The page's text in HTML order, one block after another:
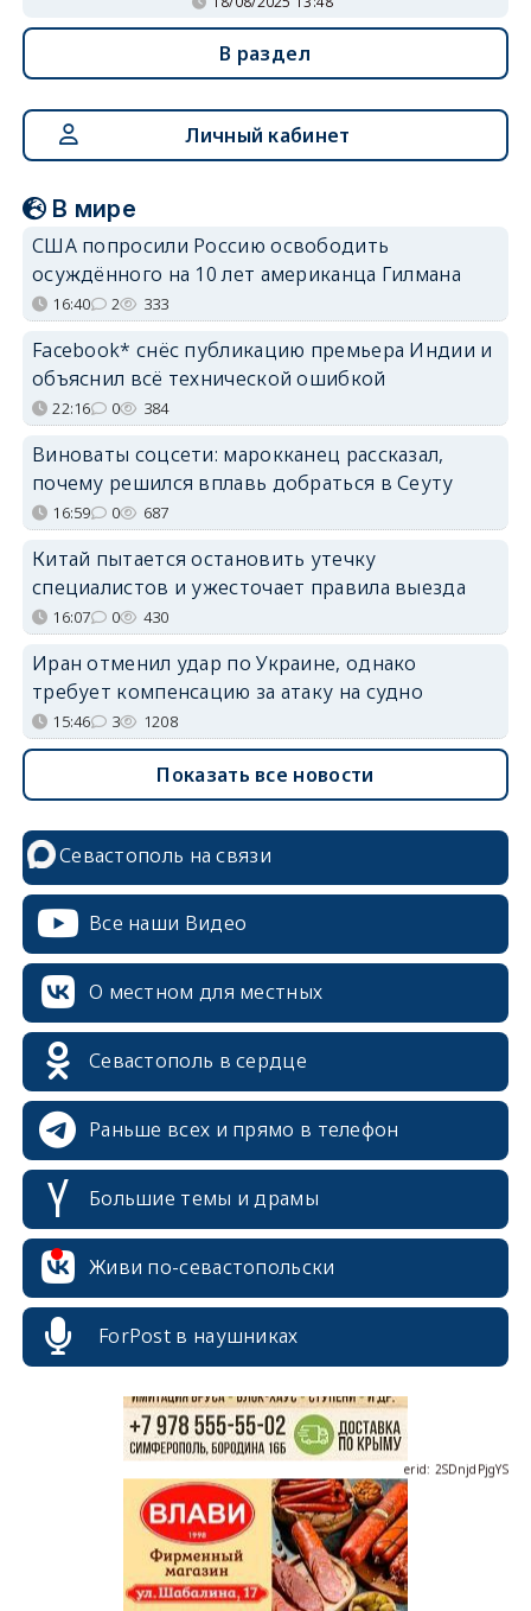
В раздел
Личный кабинет
В мире
США попросили Россию освободить
осуждённого на 10 лет американца Гилмана
16:40 2 333
Facebook* снёс публикацию премьера Индии и
объяснил всё технической ошибкой
22:16 0 384
Виноваты соцсети: марокканец рассказал,
почему решился вплавь добраться в Сеуту
16:59 0 687
Китай пытается остановить утечку
специалистов и ужесточает правила выезда
16:07 0 430
Иран отменил удар по Украине, однако
требует компенсацию за атаку на судно
15:46 3 1208
Показать все новости
Севастополь на связи
Все наши Видео
О местном для местных
Севастополь в сердце
Раньше всех и прямо в телефон
Большие темы и драмы
Живи по-севастопольски
ForPost в наушниках
erid: 2SDnjcrDNw6
erid: 2SDnjdvhGXG